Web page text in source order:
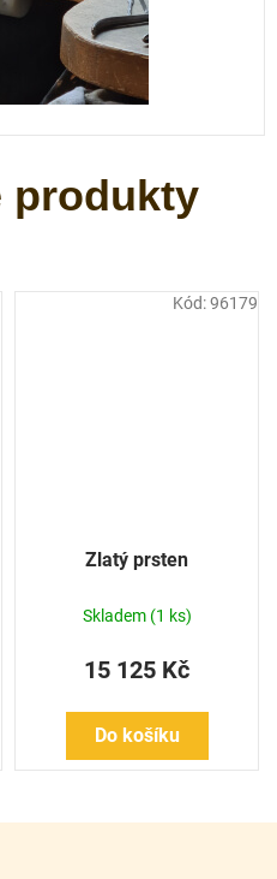
Zlatý prsten
Skladem (1 ks)
15 125 Kč
Do košíku
Kód:96179